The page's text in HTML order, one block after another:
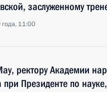
заслуженному
11:00
ректору Академии
при Президенте по